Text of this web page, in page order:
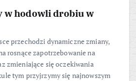
w hodowli drobiu w
przechodzi dynamiczne zmiany,
rosnące zapotrzebowanie na
zmieniające się oczekiwania
tym przyjrzymy się najnowszym